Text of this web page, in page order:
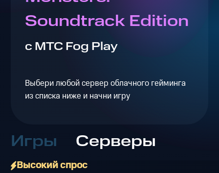
Soundtrack Edition
с МТС Fog Play
Выбери любой сервер облачного гейминга
из списка ниже и начни игру
Игры Серверы
Высокий спрос